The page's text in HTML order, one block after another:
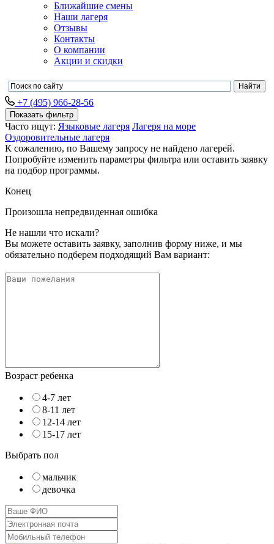
Ближайшие смены
Наши лагеря
Отзывы
Контакты
О компании
Акции и скидки
+7 (495) 966-28-56
Показать фильтр
Часто ищут: Языковые лагеря Лагеря на море
Оздоровительные лагеря
К сожалению, по Вашему запросу не найдено лагерей.
Попробуйте изменить параметры фильтра или оставить заявку
на подбор программы.
Конец
Произошла непредвиденная ошибка
Не нашли что искали?
Вы можете оставить заявку, заполнив форму ниже, и мы
обязательно подберем подходящий Вам вариант:
Возраст ребенка
4-7 лет
8-11 лет
12-14 лет
15-17 лет
Выбрать пол
мальчик
девочка